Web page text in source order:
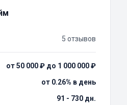
5 отзывов
от 50 000 ₽ до 1 000 000 ₽
от 0.26% в день
91 - 730 дн.